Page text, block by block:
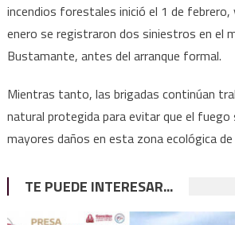
incendios forestales inició el 1 de febrero,
enero se registraron dos siniestros en el
Bustamante, antes del arranque formal.
Mientras tanto, las brigadas continúan
natural protegida para evitar que el fuego
mayores daños en esta zona ecológica
TE PUEDE INTERESAR...